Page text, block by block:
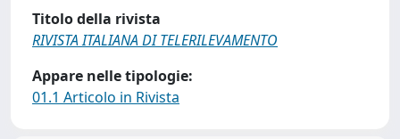
Titolo della rivista
RIVISTA ITALIANA DI TELERILEVAMENTO
Appare nelle tipologie:
01.1 Articolo in Rivista